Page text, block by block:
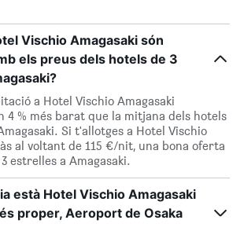
Vischio Amagasaki són
els preus dels hotels de 3
a Hotel Vischio Amagasaki
4 % més barat que la mitjana dels hotels
Si t'allotges a Hotel Vischio
al voltant de 115 €/nit, una bona oferta
estrelles a Amagasaki.
està Hotel Vischio Amagasaki
proper, Aeroport de Osaka